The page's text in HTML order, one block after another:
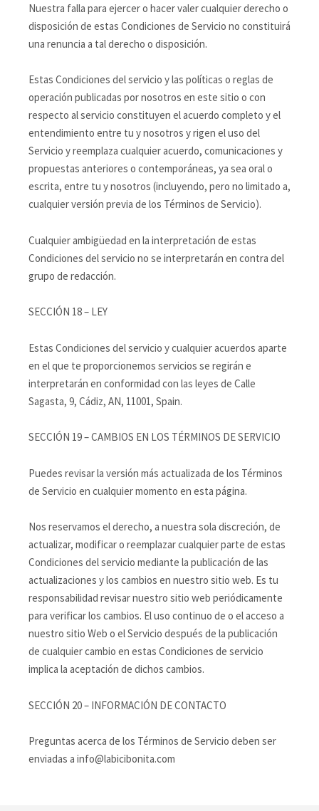
Nuestra falla para ejercer o hacer valer cualquier derecho o
disposición de estas Condiciones de Servicio no constituirá
una renuncia a tal derecho o disposición.
Estas Condiciones del servicio y las políticas o reglas de
operación publicadas por nosotros en este sitio o con
respecto al servicio constituyen el acuerdo completo y el
entendimiento entre tu y nosotros y rigen el uso del
Servicio y reemplaza cualquier acuerdo, comunicaciones y
propuestas anteriores o contemporáneas, ya sea oral o
escrita, entre tu y nosotros (incluyendo, pero no limitado a,
cualquier versión previa de los Términos de Servicio).
Cualquier ambigüedad en la interpretación de estas
Condiciones del servicio no se interpretarán en contra del
grupo de redacción.
SECCIÓN 18 – LEY
Estas Condiciones del servicio y cualquier acuerdos aparte
en el que te proporcionemos servicios se regirán e
interpretarán en conformidad con las leyes de Calle
Sagasta, 9, Cádiz, AN, 11001, Spain.
SECCIÓN 19 – CAMBIOS EN LOS TÉRMINOS DE SERVICIO
Puedes revisar la versión más actualizada de los Términos
de Servicio en cualquier momento en esta página.
Nos reservamos el derecho, a nuestra sola discreción, de
actualizar, modificar o reemplazar cualquier parte de estas
Condiciones del servicio mediante la publicación de las
actualizaciones y los cambios en nuestro sitio web. Es tu
responsabilidad revisar nuestro sitio web periódicamente
para verificar los cambios. El uso continuo de o el acceso a
nuestro sitio Web o el Servicio después de la publicación
de cualquier cambio en estas Condiciones de servicio
implica la aceptación de dichos cambios.
SECCIÓN 20 – INFORMACIÓN DE CONTACTO
Preguntas acerca de los Términos de Servicio deben ser
enviadas a info@labicibonita.com